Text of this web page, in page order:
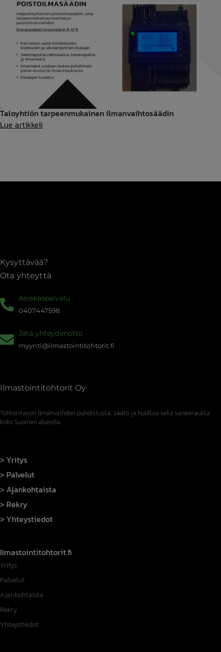
Taloyhtiön tarpeenmukainen ilmanvaihtosäädin
Lue artikkeliTaloyhtiön
Kysyttävää?
Ota yhteyttä
Asiakaspalvelu
0407447598
Jätä yhteydenotto
myynti@ilmastointitohtorit.fi
Ilmastointitohtorit Oy
Tohtoritason ilmanvaihdon puhdistusta, säätö ja huoltoa sekä saneerausta
koko Suomen alueella.
Yritys
Palvelut
Ajankohtaista
Rekry
Yhteystiedot
Ilmastointitohtorit.fi
Yritys
Palvelut
Ajankohtaista
Rekry
Yhteystiedot